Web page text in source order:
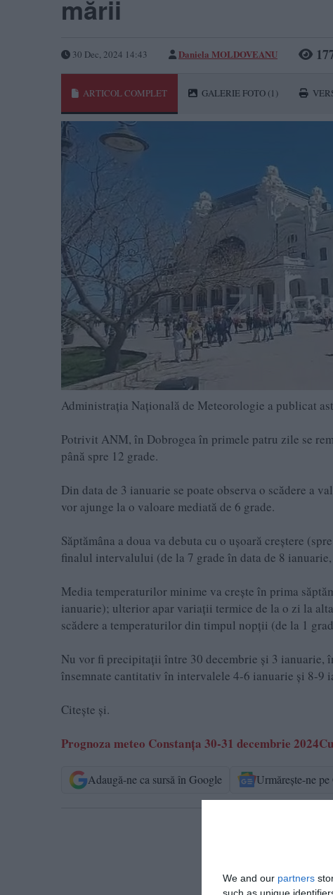
We and our partners
such as unique
mării
30 Dec, 2024 14:43 Daniela MOLDOVEANU
ARTICOL COMPLET GALERIE FOTO (1)
Administrația Națională de Meteorologie a publicat
Potrivit ANM, în Dobrogea în primele patru zile se
până spre 12 grade.
Din data de 3 ianuarie se poate observa o scădere a
vor ajunge la o valoare mediată de 6 grade.
Săptămâna a doua va debuta cu o ușoară creștere
finalul intervalului (de la 7 grade în data de 8
Media temperaturilor minime va crește în prima
ianuarie); ulterior apar variații termice de la o zi la
scădere a temperaturilor din timpul nopții (de la 1
Nu vor fi precipitații între 30 decembrie și 3 ianuarie,
însemnate cantitativ în intervalele 4-6 ianuarie și 8-9
Citește și.
Prognoza meteo Constanța 30-31 decembrie
Adaugă-ne ca sursă în Google Urmărește-ne